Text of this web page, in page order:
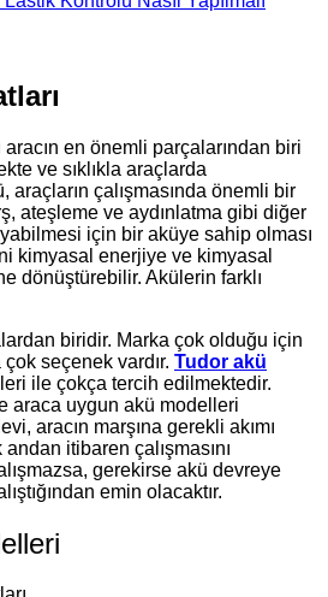
en önemli parçalarından biri
ve sıklıkla araçlarda
araçların çalışmasında önemli bir
ateşleme ve aydınlatma gibi diğer
için bir aküye sahip olması
kimyasal enerjiye ve kimyasal
dönüştürebilir. Akülerin farklı
biridir. Marka çok olduğu için
seçenek vardır. Tudor akü
ile çokça tercih edilmektedir.
araca uygun akü modelleri
aracın marşına gerekli akımı
itibaren çalışmasını
gerekirse akü devreye
emin olacaktır.